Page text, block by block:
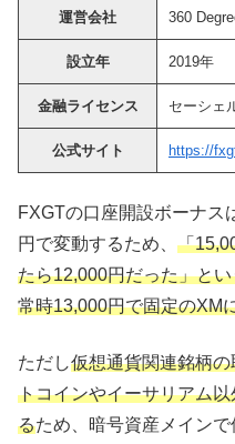
運営会社 360
設立年 2019年
金融ライセンス セーシェ
公式サイト https://
FXGTの口座開設ボーナス
円で変動するため、 「
たら12,000円だった」と
常時13,000円で固定のXM
ただし仮想通貨関連銘柄
トコインやイーサリアム
るため、暗号資産メイン